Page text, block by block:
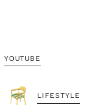
YOUTUBE
LIFESTYLE